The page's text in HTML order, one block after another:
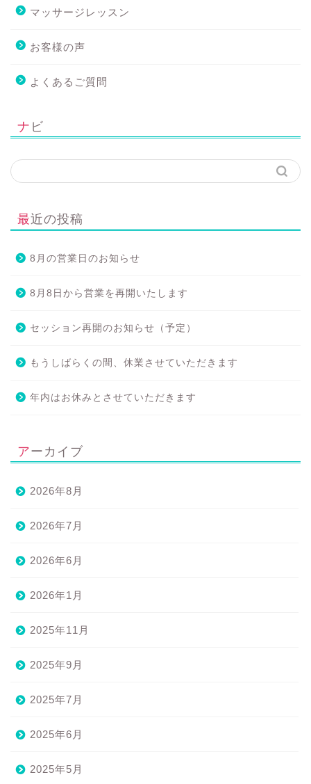
マッサージレッスン
お客様の声
よくあるご質問
ナビ
最近の投稿
8月の営業日のお知らせ
8月8日から営業を再開いたします
セッション再開のお知らせ（予定）
もうしばらくの間、休業させていただきます
年内はお休みとさせていただきます
アーカイブ
2026年8月
2026年7月
2026年6月
2026年1月
2025年11月
2025年9月
2025年7月
2025年6月
2025年5月